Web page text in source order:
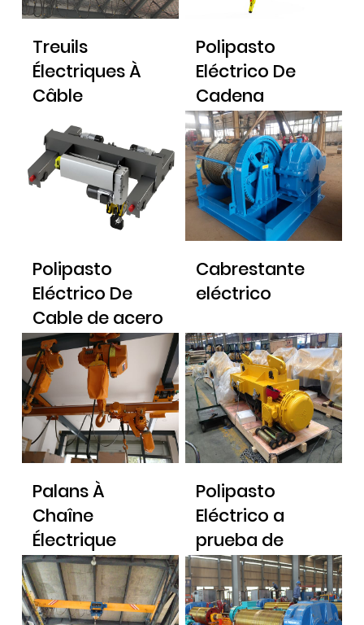
Treuils
Électriques À
Câble
Polipasto
Eléctrico De
Cadena
europeo
Polipasto
Eléctrico De
Cable de acero
y carro
elevador tipo
europeo
Cabrestante
eléctrico
Palans À
Chaîne
Électrique
Polipasto
Eléctrico a
prueba de
explosiones